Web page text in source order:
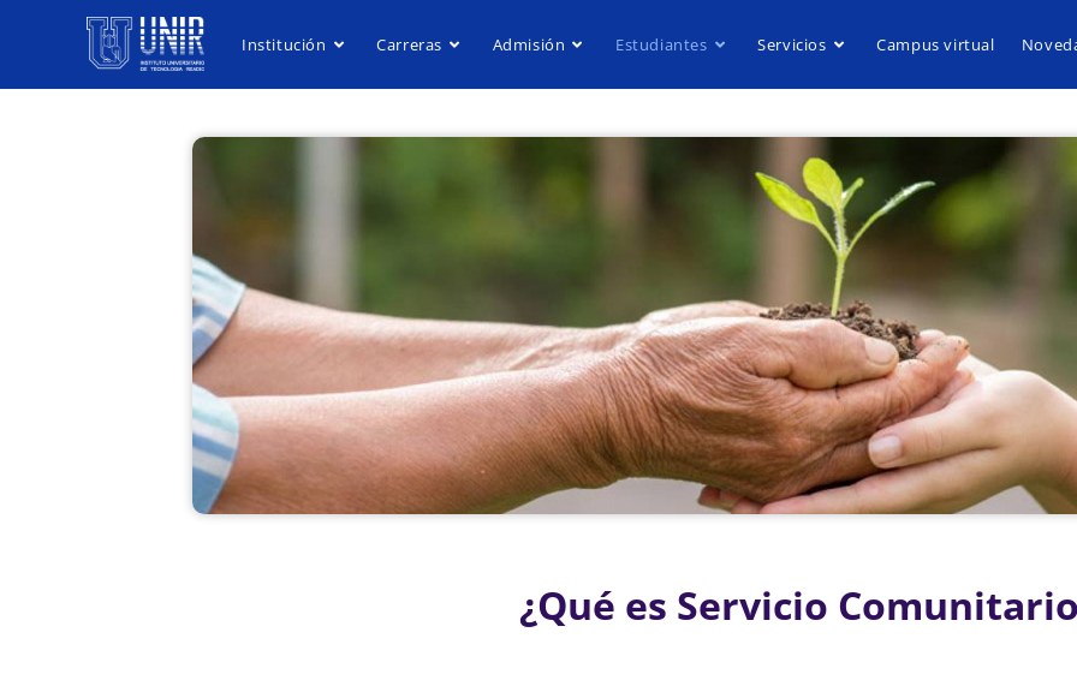
Institución Carreras Admisión Estudiantes Servicios Campus virtual
¿Qué es Servicio